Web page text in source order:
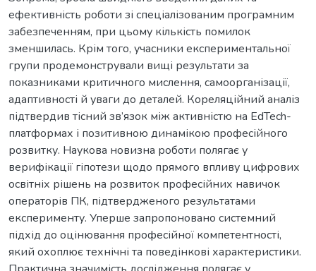
ефективність роботи зі спеціалізованим програмним
забезпеченням, при цьому кількість помилок
зменшилась. Крім того, учасники експериментальної
групи продемонстрували вищі результати за
показниками критичного мислення, самоорганізації,
адаптивності й уваги до деталей. Кореляційний аналіз
підтвердив тісний зв’язок між активністю на EdTech-
платформах і позитивною динамікою професійного
розвитку. Наукова новизна роботи полягає у
верифікації гіпотези щодо прямого впливу цифрових
освітніх рішень на розвиток професійних навичок
операторів ПК, підтвердженого результатами
експерименту. Уперше запропоновано системний
підхід до оцінювання професійної компетентності,
який охоплює технічні та поведінкові характеристики.